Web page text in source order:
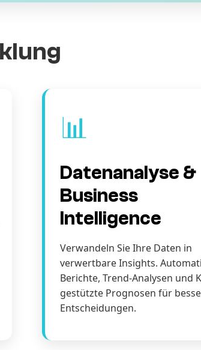
📊
Datenanalyse &
Business
Intelligence
Verwandeln Sie Ihre Daten in
verwertbare Insights.
Berichte, Trend-Analysen und
gestützte Prognosen für
Entscheidungen.